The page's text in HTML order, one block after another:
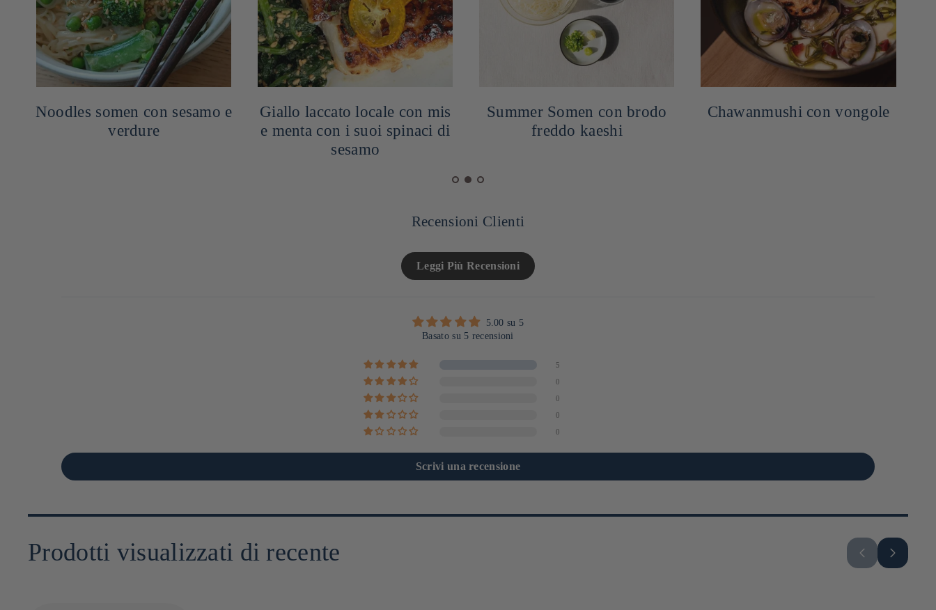
Noodles somen con sesamo e
verdure
Giallo laccato locale con mis
e menta con i suoi spinaci di
sesamo
Summer Somen con brodo
freddo kaeshi
Chawanmushi con vongole
Recensioni Clienti
Leggi Più Recensioni
5.00 su 5
Basato su 5 recensioni
5
0
0
0
0
Scrivi una recensione
Prodotti visualizzati di recente